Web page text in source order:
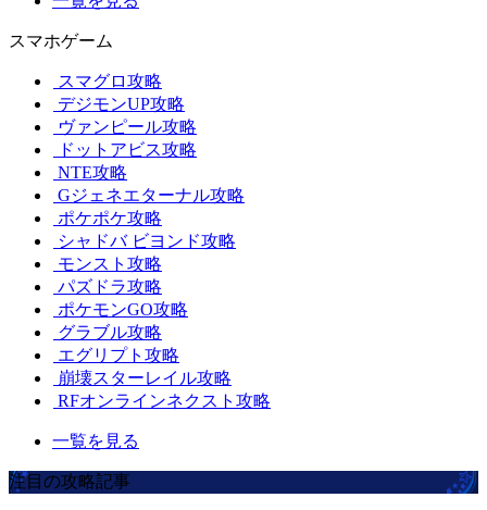
スマホゲーム
スマグロ攻略
デジモンUP攻略
ヴァンピール攻略
ドットアビス攻略
NTE攻略
Gジェネエターナル攻略
ポケポケ攻略
シャドバ ビヨンド攻略
モンスト攻略
パズドラ攻略
ポケモンGO攻略
グラブル攻略
エグリプト攻略
崩壊スターレイル攻略
RFオンラインネクスト攻略
一覧を見る
注目の攻略記事